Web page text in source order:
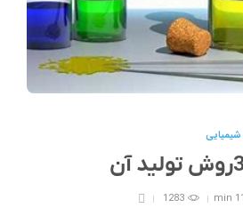
شیمیایی
11 min
1283